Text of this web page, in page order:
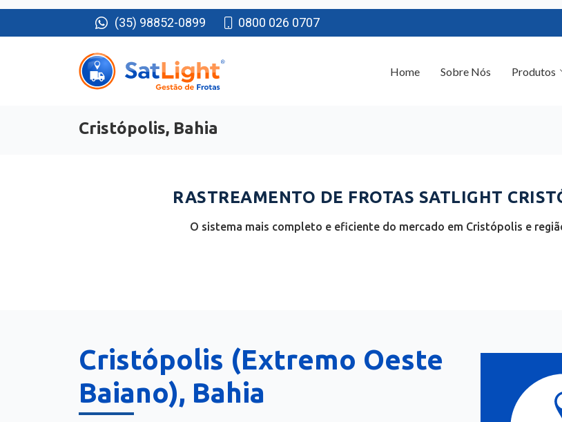
(35) 98852-0899 0800 026 0707
Cristópolis, Bahia
RASTREAMENTO DE FROTAS SATLIGHT
O sistema mais completo e eficiente do mercado em Cristópolis e
Cristópolis (Extremo Oeste
Baiano), Bahia